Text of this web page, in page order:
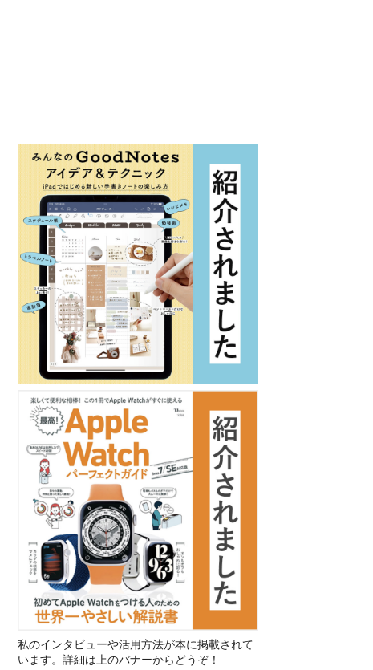
私のインタビューや活用方法が本に掲載されて
います。詳細は上のバナーからどうぞ！